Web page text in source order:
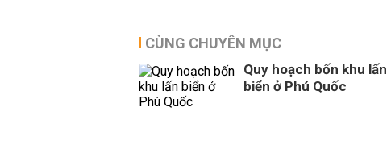
CÙNG CHUYÊN MỤC
Quy hoạch bốn khu lấn
biển ở Phú Quốc